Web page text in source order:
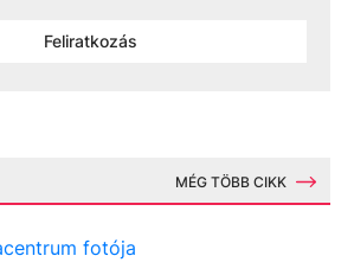
Feliratkozás
MÉG TÖBB CIKK